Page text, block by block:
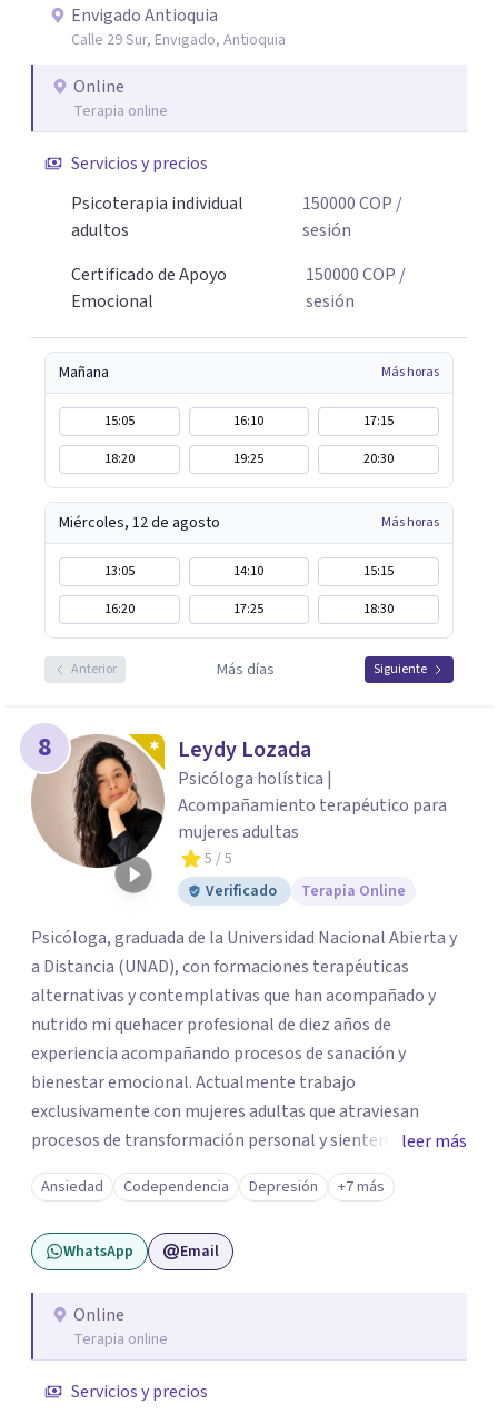
Envigado Antioquia
Calle 29 Sur, Envigado, Antioquia
Online
Terapia online
Servicios y precios
Psicoterapia individual
adultos
150000COP /
sesión
Certificado de Apoyo
Emocional
150000COP /
sesión
Mañana Más horas
15:05 16:10
17:15
18:20
19:25 20:30
Miércoles, 12 de agosto Más horas
13:05 14:10
15:15
16:20
17:25 18:30
Anterior Más días Siguiente
8 Leydy Lozada
Psicóloga holística |
Acompañamiento terapéutico para
mujeres adultas
5 / 5
Verificado
Terapia Online
Psicóloga, graduada de la Universidad Nacional Abierta y
a Distancia (UNAD), con formaciones terapéuticas
alternativas y contemplativas que han acompañado y
nutrido mi quehacer profesional de diez años de
experiencia acompañando procesos de sanación y
bienestar emocional. Actualmente trabajo
exclusivamente con mujeres adultas que atraviesan
procesos de transformación personal y sienten la
necesidad de tomar una pausa para reconectar consigo
mismas y hacer un viaje de autoconocimiento profundo.
Mi propio camino profesional me llevó a trabajar antes
con niños, adolescentes y familias en contextos
enseñó que el cambio real ocurre cuando la persona se
siente vista, escuchada, acompañada; y sobre todo
llevar a su vida cotidiana. Hoy, esa experiencia se traduce
leer más
Ansiedad Codependencia Depresión +7 más
WhatsApp Email
Online
Terapia online
Servicios y precios